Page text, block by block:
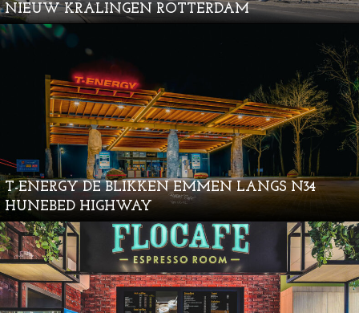
NIEUW KRALINGEN ROTTERDAM
T-ENERGY DE BLIKKEN EMMEN LANGS N34
HUNEBED HIGHWAY